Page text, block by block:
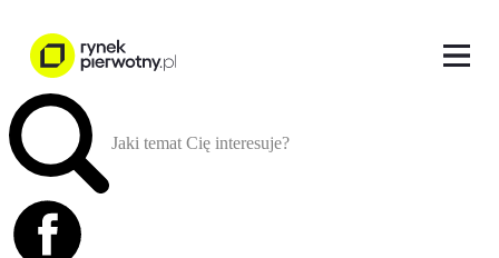
Jaki temat Cię interesuje?